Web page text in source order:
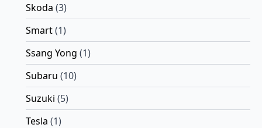
Skoda (3)
Smart(1)
Ssang Yong (1)
Subaru (10)
Suzuki (5)
Tesla (1)